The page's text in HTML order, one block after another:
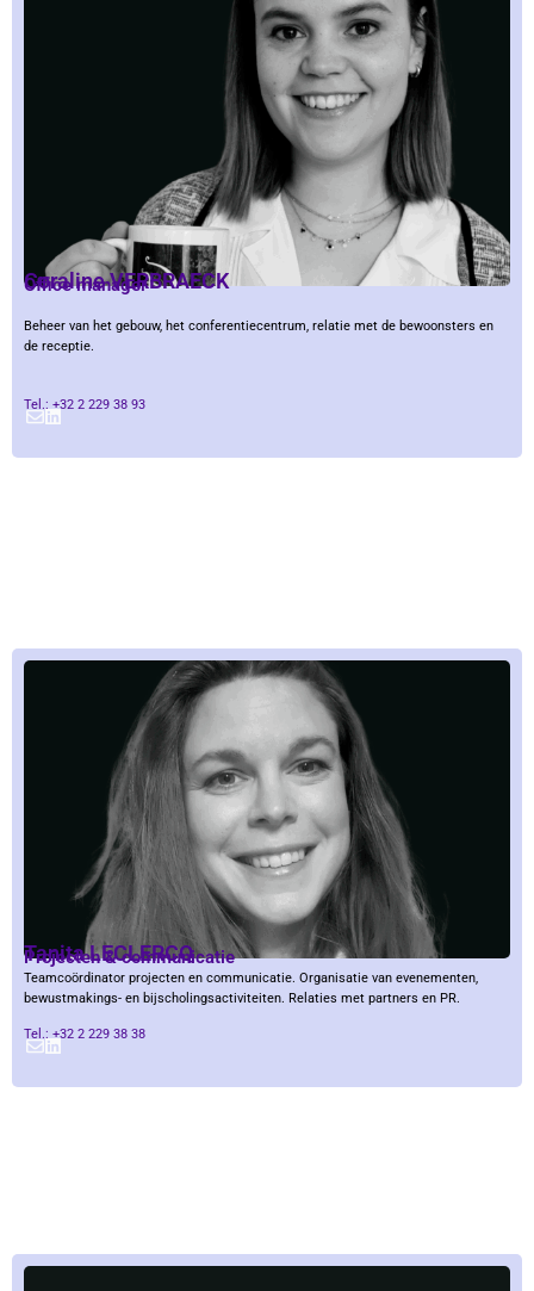
Coraline VERBRAECK
Office manager
Beheer van het gebouw, het conferentiecentrum, relatie met de bewoonsters en
de receptie.
Tel.: +32 2 229 38 93
Tanita LECLERCQ
Projecten & communicatie
Teamcoördinator projecten en communicatie. Organisatie van evenementen,
bewustmakings- en bijscholingsactiviteiten. Relaties met partners en PR.
Tel.: +32 2 229 38 38